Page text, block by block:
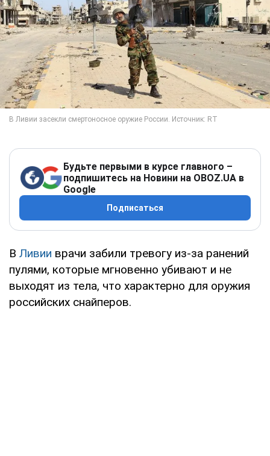
Будьте первыми в курсе главного –
подпишитесь на Новини на OBOZ.UA в
Google
Подписаться
В Ливии врачи забили тревогу из-за ранений
пулями, которые мгновенно убивают и не
выходят из тела, что характерно для оружия
российских снайперов.